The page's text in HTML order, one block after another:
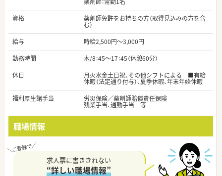
資格
薬剤師免許をお持ちの方（取得見込みの方を含
む）
給与
時給2,500円～3,000円
勤務時間
木/8：45～17：45（休憩60分）
休日
月火水金土日祝、その他シフトによる ■有給
休暇（法定通り付与）、夏季休暇、年末年始休暇
福利厚生諸手当
労災保険／薬剤師賠償責任保険
残業手当、通勤手当 等
職場情報
求人票に書ききれない
“詳しい職場情報”